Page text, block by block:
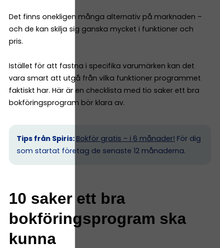
Det finns onekligen många alternativ på marknaden –
och de kan skilja sig ganska mycket i funktioner och
pris.
Istället för att fastna i specifika varumärken kan det
vara smart att utgå från vilka funktioner programmet
faktiskt har. Här är en checklista med tio saker ett bra
bokföringsprogram bör klara av.
Tips från Spiris: Bokför gratis – i 6 månader! För dig
som startat företag de senaste 12 månaderna.
10 saker ett bra
bokföringsprogram ska
kunna